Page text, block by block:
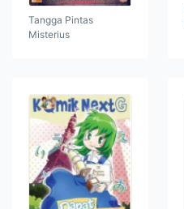
Tangga Pintas
Misterius